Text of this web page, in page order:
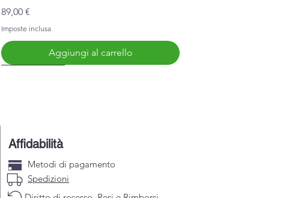
Prezzo
89,00 €
Imposte inclusa
Aggiungi al carrello
Affidabilità
Metodi di pagamento
Spedizioni